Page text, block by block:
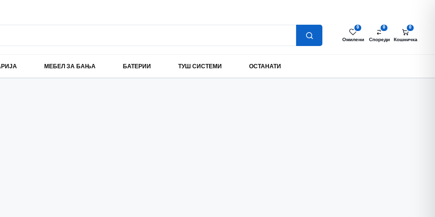
0
Омилени
0
Спореди
0
Кошничка
МЕБЕЛ ЗА БАЊА БАТЕРИИ ТУШ СИСТЕМИ ОСТАНАТИ